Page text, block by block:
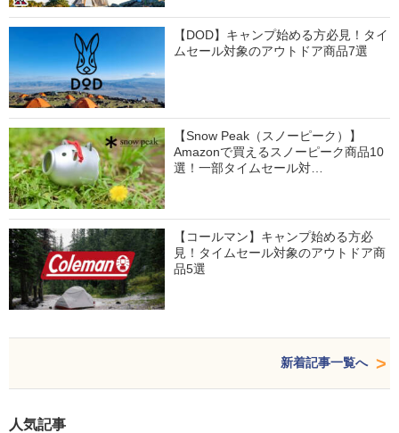
【DOD】キャンプ始める方必見！タイ
ムセール対象のアウトドア商品7選
【Snow Peak（スノーピーク）】
Amazonで買えるスノーピーク商品10
選！一部タイムセール対…
【コールマン】キャンプ始める方必
見！タイムセール対象のアウトドア商
品5選
新着記事一覧へ
人気記事